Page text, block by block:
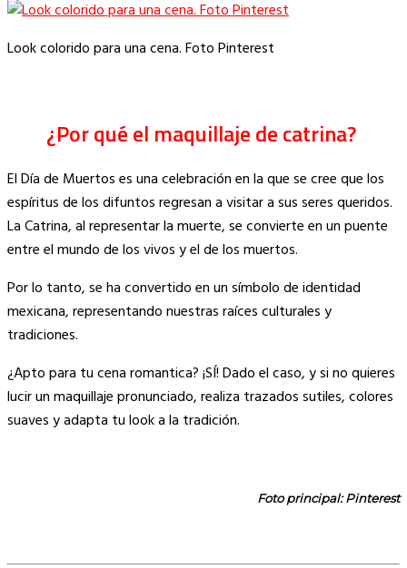
Look colorido para una cena. Foto Pinterest
¿Por qué el maquillaje de catrina?
El Día de Muertos es una celebración en la que se cree que los
espíritus de los difuntos regresan a visitar a sus seres queridos.
La Catrina, al representar la muerte, se convierte en un puente
entre el mundo de los vivos y el de los muertos.
Por lo tanto, se ha convertido en un símbolo de identidad
mexicana, representando nuestras raíces culturales y
tradiciones.
¿Apto para tu cena romantica? ¡SÍ! Dado el caso, y si no quieres
lucir un maquillaje pronunciado, realiza trazados sutiles, colores
suaves y adapta tu look a la tradición.
Foto principal: Pinterest